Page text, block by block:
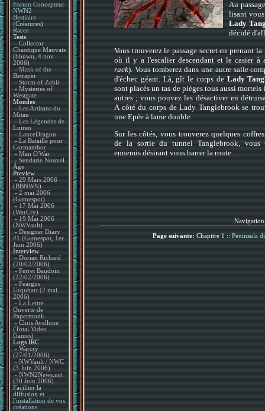
Forum Concepteur
NWN2
Bestiaire
(Créatures)
Races
Tests
- Collector
Chaotique Mauvais
(bbnwn, 4 nov
2006)
- Mask of the
Betrayer
- Storm of Zehir
- Mysteries of
Westgate
Mondes
- Les Artisans du
Mitan
- Les Légendes de
Luiren
- LanceDragon
- La Bataille pour
Cormanthor
- Man O'War
- Sendarie Nouvel
Âge
Preview
- 29 Mars 2006
(BBNWN)
- 2 mai 2006
(Gamespot)
- 17 Mai 2006
(WarCry)
- 19 Mai 2006
(NWVault)
- Designer Diary
#1 (Gamespot, 1er
Juin 2006)
Interview
- Dorian Richard
(20/02/2006)
- Ferret Baudoin
(22/02/2006)
- Feargus
Urquhart (2 mai
2006)
- La Lettre
Ouverte de
Papermonk
- Chris Avellone
(Total Video
Games)
Logs IRC
- Warcry
(27/01/2006)
- NWVault / NWC
(3 Juin 2006)
- NWN2News.net
(30 Juin 2006)
Faciliter la
diffusion et
l'installation de vos
créations
Au
lisant
Lady
décidé
Vous trouverez le passage secret en prenant
où il y a l'escalier descendant et le casier à
rack). Vous tomberez dans une autre salle
d'échec géant. Là, gît le corps de Lady
sont placés un tas de pièges tous aussi mortels
autres ; vous pouvez les désactiver en
A côté du corps de Lady Tanglebrook se
une Epée à lame double.
Sur les côtés, vous trouverez quelques
de la sortie du tunnel Tanglebrook, vous
ennemis désirant vous barrer la route.
Page suivante: Chapitre 1 :: Peninsula